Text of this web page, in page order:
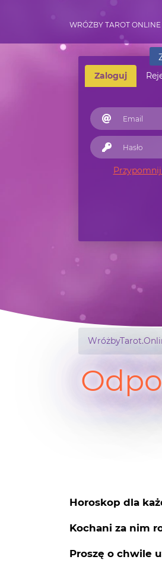
WRÓŻBY TAROT ONLINE
Zaloguj
Przypomnij
Horoskop dla
Kochani za nim
Proszę o chwile